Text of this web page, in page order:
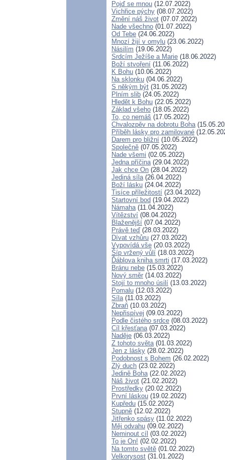
Pojď se mnou (12.07.2022)
Vichřice pýchy (08.07.2022)
Změní náš život (07.07.2022)
Nade všechno (01.07.2022)
Od Tebe (24.06.2022)
Mnozí žijí v omylu (23.06.2022)
Násilím (19.06.2022)
Srdcím Ježíše a Marie (18.06.2022)
Boží stvoření (11.06.2022)
K Bohu (10.06.2022)
Na sklonku (04.06.2022)
S někým být (31.05.2022)
Plním slib (24.05.2022)
Hledět k Bohu (22.05.2022)
Základ všeho (18.05.2022)
To, co nemáš (17.05.2022)
Chvalozpěv na dobrotu Boha
Příběh lásky pro zamilované
Darem pro bližní (10.05.2022)
Společně (07.05.2022)
Nade všemi (02.05.2022)
Jedna příčina(29.04.2022)
Jak chce On (28.04.2022)
Jediná síla(26.04.2022)
Boží lásku (24.04.2022)
Tisíce příležitostí (23.04.2022)
Startovní bod (19.04.2022)
Námaha(11.04.2022)
Vítězství (08.04.2022)
Blaženější (07.04.2022)
Právě teď (28.03.2022)
Dívat vzhůru (27.03.2022)
Vypovídá vše (20.03.2022)
Šíp vržený vůlí (18.03.2022)
Ďáblova kniha smrti (17.03.2022)
Bránu nebe (15.03.2022)
Nový směr (14.03.2022)
Stojí to mnoho úsilí (13.03.2022)
Pomalu (12.03.2022)
Síla(11.03.2022)
Zbraň (10.03.2022)
Nepřispívej (09.03.2022)
Podle čistého srdce (08.03.2022)
Cíl křesťana(07.03.2022)
Naděje (06.03.2022)
Z tohoto světa(01.03.2022)
Jen z lásky (28.02.2022)
Podobnost s Bohem (26.02.2022)
Zlý duch (23.02.2022)
Jedině Boha(22.02.2022)
Náš život (21.02.2022)
Prostředky (20.02.2022)
První láskou (19.02.2022)
Kupředu (15.02.2022)
Stupně (12.02.2022)
Jitřenko spásy (11.02.2022)
Měj odvahu (09.02.2022)
Neminout cíl (03.02.2022)
To je On! (02.02.2022)
Na tomto světě (01.02.2022)
Velkorysost (31.01.2022)